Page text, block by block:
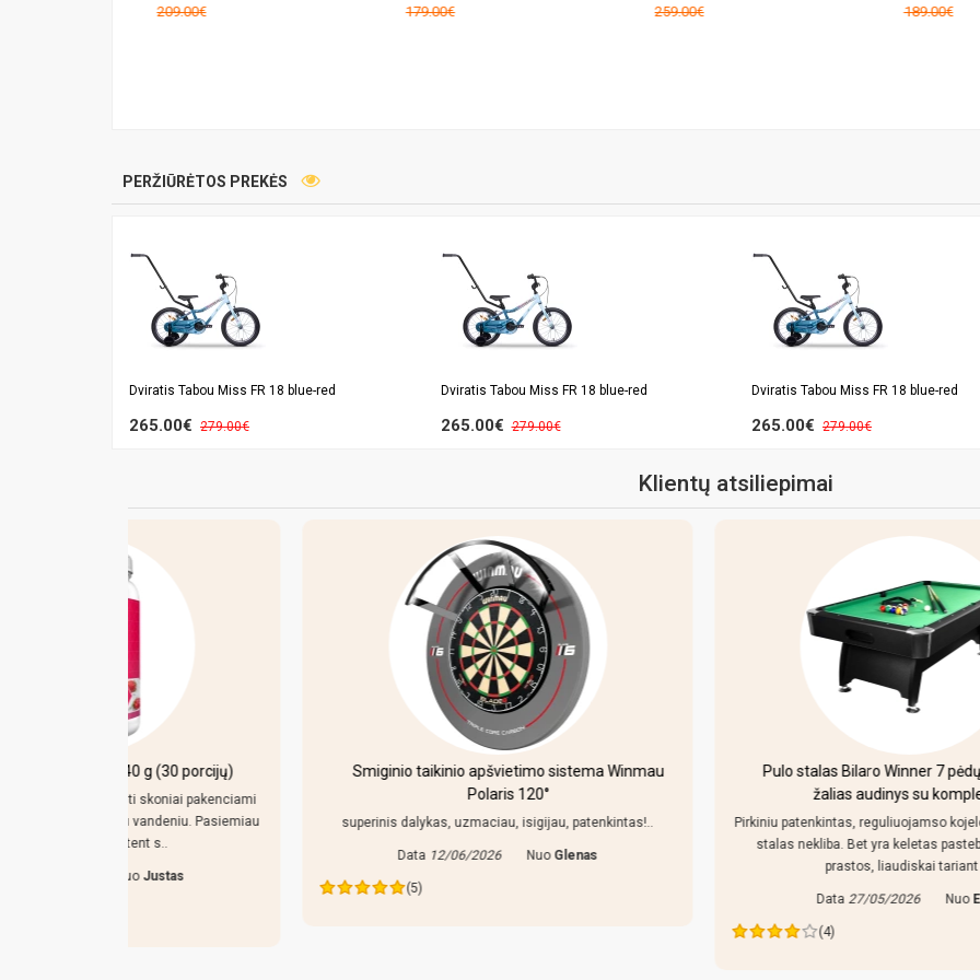
209.00€ 179.00€ 259.00€ 189.00€
PERŽIŪRĖTOS PREKĖS
Dviratis Tabou Miss FR 18 blue-red
265.00€ 279.00€
Dviratis Tabou Miss FR 18 blue-red
265.00€ 279.00€
Dviratis Tabou Miss FR 18 blue-red
265.00€ 279.00€
Klientų atsiliepimai
Smiginio taikinio apšvietimo sistema Winmau
superinis dalykas, uzmaciau, isigijau, patenkintas!..
Glenas
Pulo stalas Bilaro Winner 7 pėdų (213x118cm)
žalias audinys su komplektacija
Pirkiniu patenkintas, reguliuojamso kojeles geras dalykas,
stalas nekliba. Bet yra keletas pastebejimu: lazdos
Edva